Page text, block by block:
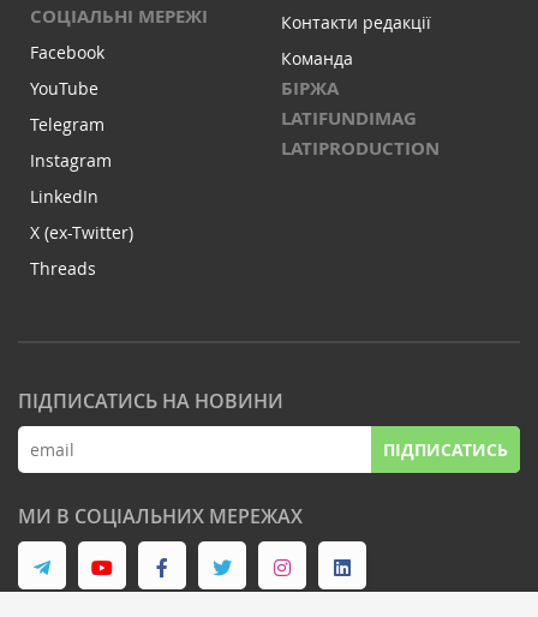
СОЦІАЛЬНІ МЕРЕЖІ
Facebook
YouTube
Telegram
Instagram
LinkedIn
X (ex-Twitter)
Threads
Контакти редакції
Команда
БІРЖА
LATIFUNDIMAG
LATIPRODUCTION
ПІДПИСАТИСЬ НА НОВИНИ
ПІДПИСАТИСЬ
МИ В СОЦІАЛЬНИХ МЕРЕЖАХ